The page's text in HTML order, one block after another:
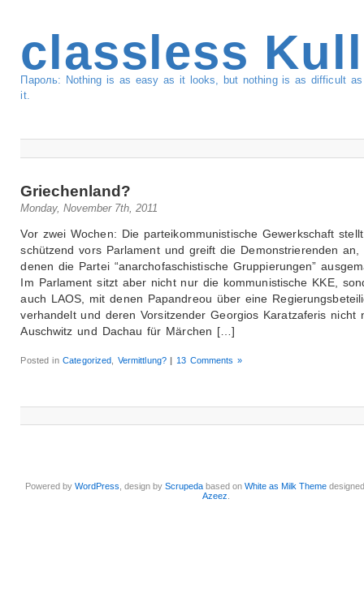
classless
Пароль: Nothing is as easy as it looks, but nothing is as difficult
it.
Griechenland?
Monday, November 7th, 2011
Vor zwei Wochen: Die parteikommunistische Gewerkschaft
schützend vors Parlament und greift die Demonstrierenden an,
denen die Partei “anarchofaschistische Gruppierungen”
Im Parlament sitzt aber nicht nur die kommunistische KKE,
auch LAOS, mit denen Papandreou über eine
verhandelt und deren Vorsitzender Georgios Karatzaferis nicht
Auschwitz und Dachau für Märchen […]
Posted inCategorized Vermittlung? | 13 Comments »
Powered byWordPress , design byScrupeda based onWhite as Milk Theme
Azeez